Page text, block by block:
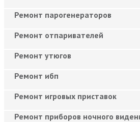
Ремонт парогенераторов
Ремонт отпаривателей
Ремонт утюгов
Ремонт ибп
Ремонт игровых приставок
Ремонт приборов ночного